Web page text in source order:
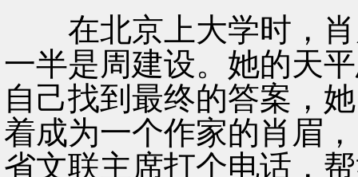
在北京上大学时，肖
一半是周建设。她的天
自己找到最终的答案，
着成为一个作家的肖眉
省文联主席打个电话，